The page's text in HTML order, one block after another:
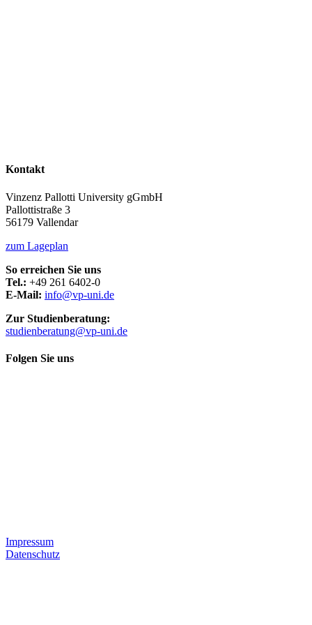
Kontakt
Vinzenz Pallotti University gGmbH
Pallottistraße 3
56179 Vallendar
zum Lageplan
So erreichen Sie uns
Tel.: +49 261 6402-0
E-Mail: info@vp-uni.de
Zur Studienberatung:
studienberatung@vp-uni.de
Folgen Sie uns
Impressum
Datenschutz